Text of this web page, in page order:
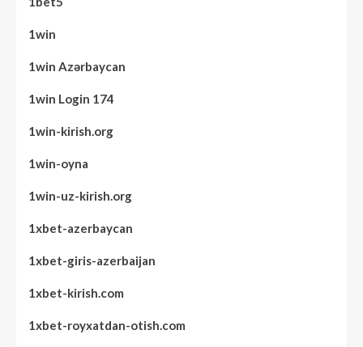
1win
1win Azərbaycan
1win Login 174
1win-kirish.org
1win-oyna
1win-uz-kirish.org
1xbet-azerbaycan
1xbet-giris-azerbaijan
1xbet-kirish.com
1xbet-royxatdan-otish.com